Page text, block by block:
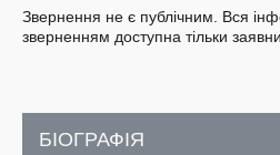
Звернення не є публічним. Вся
зверненням доступна тільки
БІОГРАФІЯ